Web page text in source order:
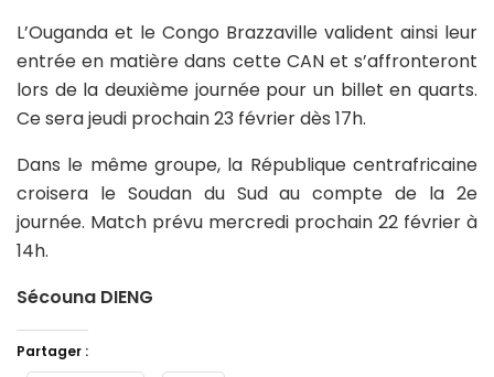
L’Ouganda et le Congo Brazzaville valident ainsi leur
entrée en matière dans cette CAN et s’affronteront
lors de la deuxième journée pour un billet en quarts.
Ce sera jeudi prochain 23 février dès 17h.
Dans le même groupe, la République centrafricaine
croisera le Soudan du Sud au compte de la 2e
journée. Match prévu mercredi prochain 22 février à
14h.
Sécouna DIENG
Partager :